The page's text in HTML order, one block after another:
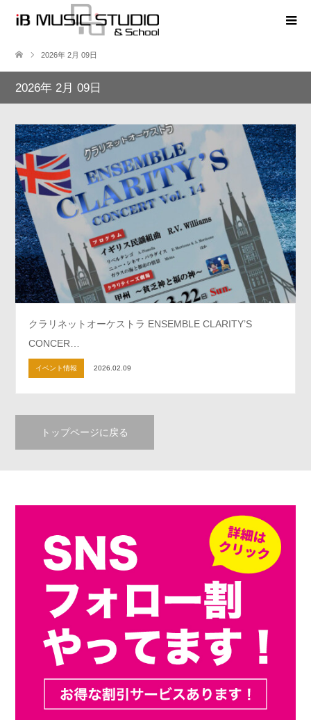
2026年 2月 09日
2026年 2月 09日
クラリネットオーケストラ ENSEMBLE CLARITY’S
CONCER…
イベント情報 2026.02.09
トップページに戻る